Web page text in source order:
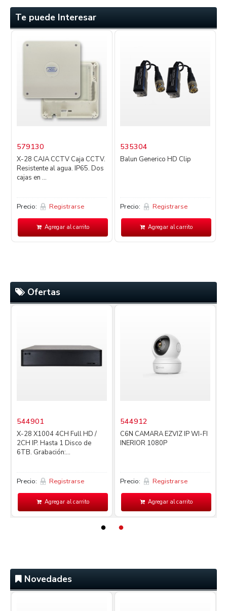
Te puede Interesar
579130
X-28 CAJA CCTV Caja CCTV.
Resistente al agua. IP65. Dos
cajas en ...
Precio: Registrarse
Agregar al carrito
535304
Balun Generico HD Clip
Precio: Registrarse
Agregar al carrito
Ofertas
544901
X-28 X1004 4CH Full HD /
2CH IP. Hasta 1 Disco de
6TB. Grabación:...
Precio: Registrarse
Agregar al carrito
544912
C6N CAMARA EZVIZ IP WI-FI
INERIOR 1080P
Precio: Registrarse
Agregar al carrito
Novedades